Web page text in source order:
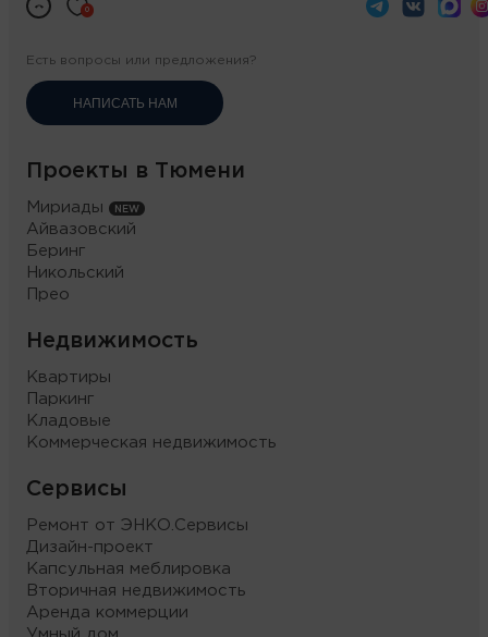
0
Есть вопросы или предложения?
НАПИСАТЬ НАМ
Проекты в Тюмени
Мириады
Айвазовский
Беринг
Никольский
Прео
Недвижимость
Квартиры
Паркинг
Кладовые
Коммерческая недвижимость
Сервисы
Ремонт от ЭНКО.Сервисы
Дизайн-проект
Капсульная меблировка
Вторичная недвижимость
Аренда коммерции